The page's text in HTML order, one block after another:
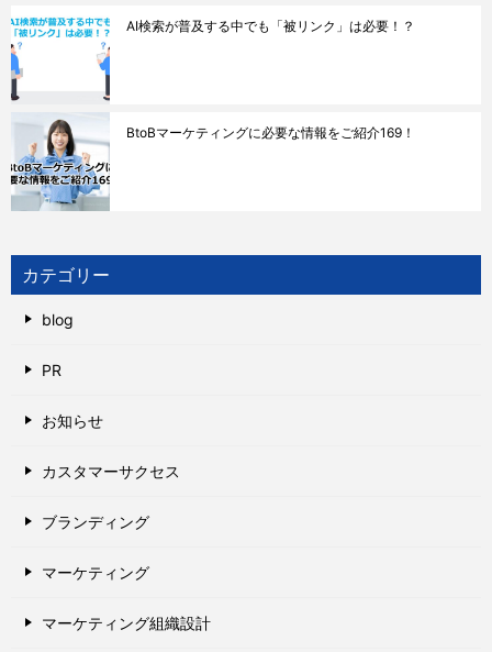
AI検索が普及する中でも「被リンク」は必要！？
BtoBマーケティングに必要な情報をご紹介169！
カテゴリー
blog
PR
お知らせ
カスタマーサクセス
ブランディング
マーケティング
マーケティング組織設計